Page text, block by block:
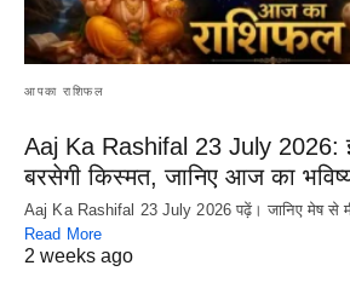
आपका राशिफल
Aaj Ka Rashifal 23 July 2026:
बरसेगी किस्मत, जानिए आज का
Aaj Ka Rashifal 23 July 2026 पढ़ें। जानिए मेष से
Read More
2 weeks ago